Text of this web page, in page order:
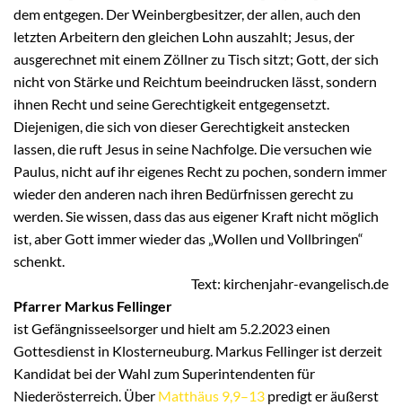
dem entgegen. Der Weinbergbesitzer, der allen, auch den
letzten Arbeitern den gleichen Lohn auszahlt; Jesus, der
ausgerechnet mit einem Zöllner zu Tisch sitzt; Gott, der sich
nicht von Stärke und Reichtum beeindrucken lässt, sondern
ihnen Recht und seine Gerechtigkeit entgegensetzt.
Diejenigen, die sich von dieser Gerechtigkeit anstecken
lassen, die ruft Jesus in seine Nachfolge. Die versuchen wie
Paulus, nicht auf ihr eigenes Recht zu pochen, sondern immer
wieder den anderen nach ihren Bedürfnissen gerecht zu
werden. Sie wissen, dass das aus eigener Kraft nicht möglich
ist, aber Gott immer wieder das „Wollen und Vollbringen“
schenkt.
Text: kirchenjahr-evangelisch.de
Pfarrer Markus Fellinger
ist Gefängnisseelsorger und hielt am 5.2.2023 einen
Gottesdienst in Klosterneuburg. Markus Fellinger ist derzeit
Kandidat bei der Wahl zum Superintendenten für
Niederösterreich. Über Matthäus 9,9–13 predigt er äußerst